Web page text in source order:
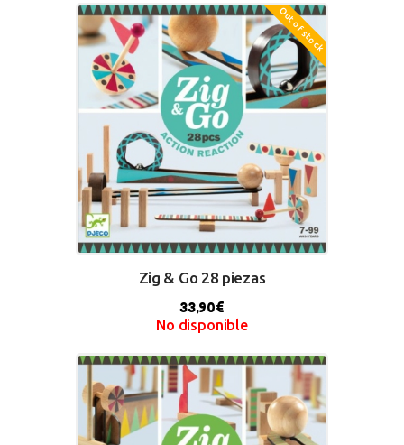
BUY NOW Out of stock
BUY NOW
Zig & Go 28 piezas
33,90€
No disponible